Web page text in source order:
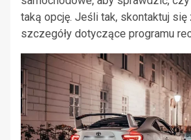
taką opcję. Jeśli tak, skontaktuj się
szczegóły dotyczące programu